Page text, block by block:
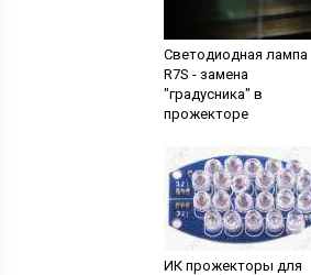
Светодиодная лампа
R7S - замена
"градусника" в
прожекторе
ИК прожекторы для